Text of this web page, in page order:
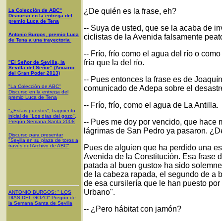
La Colección de ABC"
Discurso en la entrega del
premio Luca de Tena
Antonio Burgos, premio Luca
de Tena a una trayectoria
"El Señor de Sevilla, la
Sevilla del Señor" (Anuario
del Gran Poder 2013)
"La Colección de ABC"
Discurso en la entrega del
premio Luca de Tena
"¿Estais puestos", fragmento
inicial de "Los días del gozo",
Pregón Semana Santa 2008
Discurso para presentar
"Sevilla en su plaza de toros a
través del Archivo de ABC"
ANTONIO BURGOS: " LOS
DÍAS DEL GOZO" Pregón de
la Semana Santa de Sevilla
¿De quién es la frase, eh?
-- Suya de usted, que se la acaba de
ciclistas de la Avenida falsamente
-- Frío, frío como el agua del río o
fría que la del río.
-- Pues entonces la frase es de
comunicado de Adepa sobre el
-- Frío, frío, como el agua de La Antilla.
-- Pues me doy por vencido, que hace
lágrimas de San Pedro ya pasaron.
Pues de alguien que ha perdido una
Avenida de la Constitución. Esa frase
patada al buen gusto» ha sido
de la cabeza rapada, el segundo de a
de esa cursilería que le han puesto
Urbano".
-- ¿Pero hábitat con jamón?